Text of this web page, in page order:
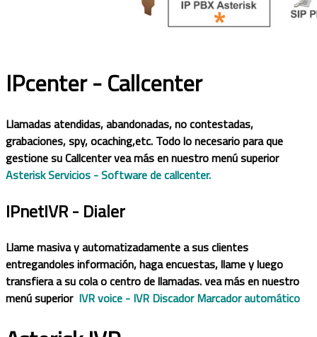
IPcenter - Callcenter
Llamadas atendidas, abandonadas, no contestadas,
grabaciones, spy, ocaching,etc. Todo lo necesario para que
gestione su Callcenter vea más en nuestro menú superior
Asterisk Servicios - Software de callcenter.
IPnetIVR - Dialer
Llame masiva y automatizadamente a sus clientes
entregandoles información, haga encuestas, llame y luego
transfiera a su cola o centro de llamadas. vea más en nuestro
menú superiorIVR voice - IVR Discador Marcador automático